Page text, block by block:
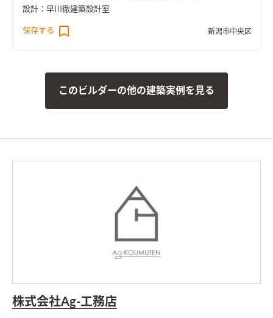
設計：早川徹建築設計室
保存する 新潟市中央区
このビルダーの他の建築実例を見る
株式会社Ag-工務店